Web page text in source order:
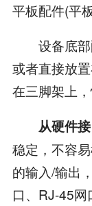
平板配件(平
设备底部
或者直接放
在三脚架上，
从硬件
稳定，不容
的输入/输出
口、RJ-45